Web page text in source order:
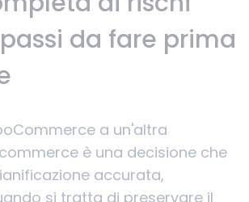
passi da fare prima
a un'altra
è una decisione che
accurata,
si tratta di preservare il